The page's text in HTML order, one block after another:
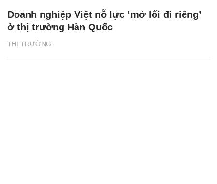
THỊ TRƯỜNG
Doanh nghiệp Việt nỗ lực ‘mở lối đi riêng’
ở thị trường Hàn Quốc